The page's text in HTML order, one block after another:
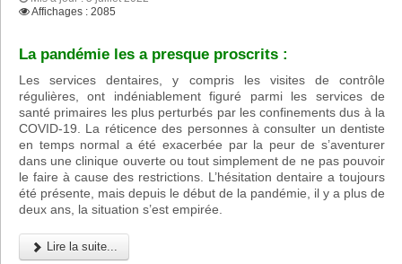
Affichages : 2085
La pandémie les a presque proscrits :
Les services dentaires, y compris les visites de contrôle
régulières, ont indéniablement figuré parmi les services de
santé primaires les plus perturbés par les confinements dus à la
COVID-19. La réticence des personnes à consulter un dentiste
en temps normal a été exacerbée par la peur de s’aventurer
dans une clinique ouverte ou tout simplement de ne pas pouvoir
le faire à cause des restrictions. L’hésitation dentaire a toujours
été présente, mais depuis le début de la pandémie, il y a plus de
deux ans, la situation s’est empirée.
Lire la suite...